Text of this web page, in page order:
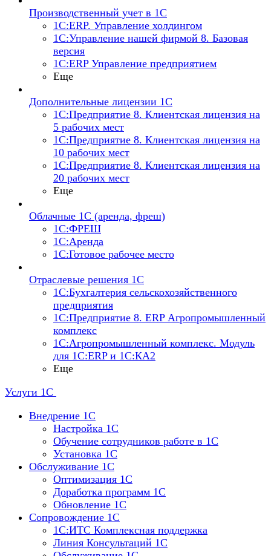
Производственный учет в 1С
1С:ERP. Управление холдингом
1С:Управление нашей фирмой 8. Базовая
версия
1С:ERP Управление предприятием
Еще
Дополнительные лицензии 1С
1С:Предприятие 8. Клиентская лицензия на
5 рабочих мест
1С:Предприятие 8. Клиентская лицензия на
10 рабочих мест
1С:Предприятие 8. Клиентская лицензия на
20 рабочих мест
Еще
Облачные 1С (аренда, фреш)
1С:ФРЕШ
1С:Аренда
1С:Готовое рабочее место
Отраслевые решения 1С
1С:Бухгалтерия сельскохозяйственного
предприятия
1С:Предприятие 8. ERP Агропромышленный
комплекс
1С:Агропромышленный комплекс. Модуль
для 1С:ERP и 1С:КА2
Еще
Услуги 1С
Внедрение 1С
Настройка 1C
Обучение сотрудников работе в 1С
Установка 1C
Обслуживание 1С
Оптимизация 1С
Доработка программ 1С
Обновление 1С
Сопровождение 1С
1C:ИТС Комплексная поддержка
Линия Консультаций 1С